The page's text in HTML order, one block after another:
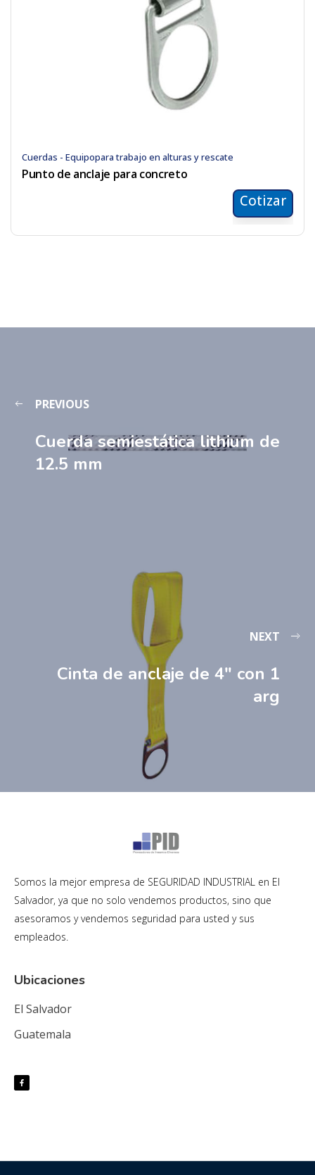
Cuerdas - Equipopara trabajo en alturas y rescate
Punto de anclaje para concreto
Cotizar
PREVIOUS
Cuerda semiestática lithium de
12.5 mm
NEXT
Cinta de anclaje de 4″ con 1
arg
Somos la mejor empresa de SEGURIDAD INDUSTRIAL en El
Salvador, ya que no solo vendemos productos, sino que
asesoramos y vendemos seguridad para usted y sus
empleados.
Ubicaciones
El Salvador
Guatemala